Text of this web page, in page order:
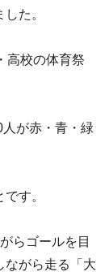
た。
高校の体育祭
が赤・青・緑
す。
らゴールを目
ながら走る「大